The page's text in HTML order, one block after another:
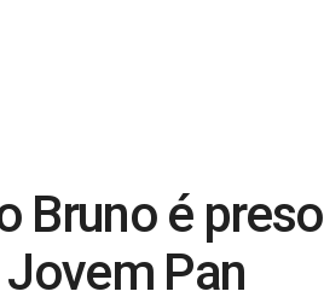
Bruno é preso
Pan